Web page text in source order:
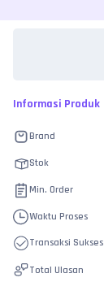
Informasi Produk
Brand
Stok
Min. Order
Waktu Proses
Transaksi Sukses
Total Ulasan